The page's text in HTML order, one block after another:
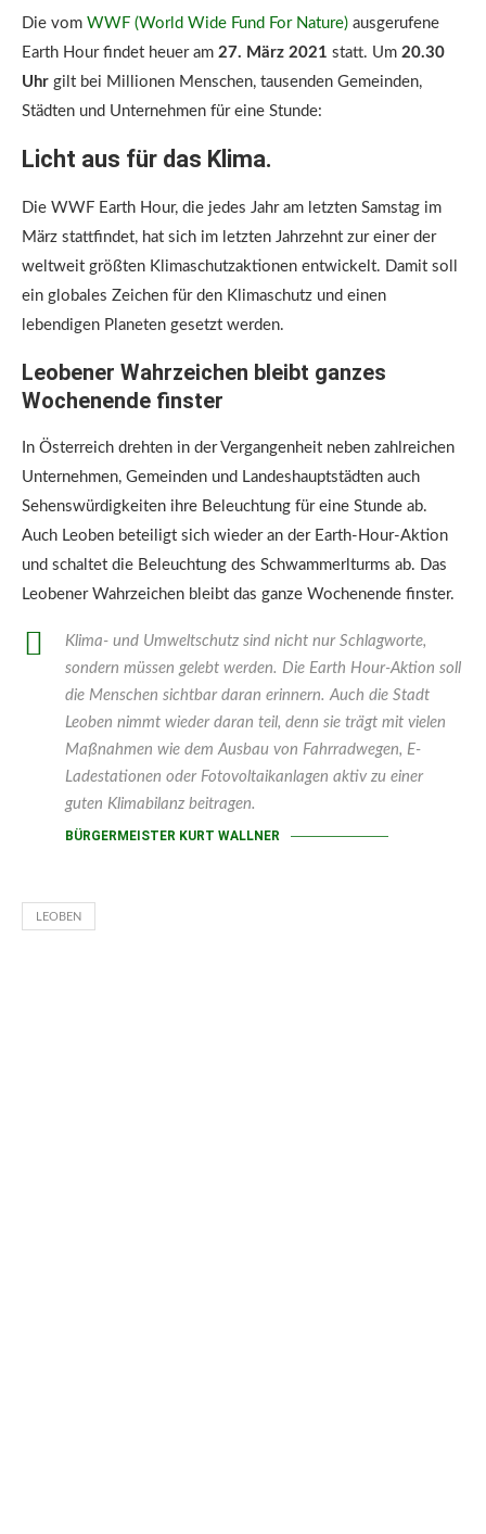
Die vom WWF (World Wide Fund For Nature) ausgerufene
Earth Hour findet heuer am 27. März 2021 statt. Um 20.30
Uhr gilt bei Millionen Menschen, tausenden Gemeinden,
Städten und Unternehmen für eine Stunde:
Licht aus für das Klima.
Die WWF Earth Hour, die jedes Jahr am letzten Samstag im
März stattfindet, hat sich im letzten Jahrzehnt zur einer der
weltweit größten Klimaschutzaktionen entwickelt. Damit soll
ein globales Zeichen für den Klimaschutz und einen
lebendigen Planeten gesetzt werden.
Leobener Wahrzeichen bleibt ganzes
Wochenende finster
In Österreich drehten in der Vergangenheit neben zahlreichen
Unternehmen, Gemeinden und Landeshauptstädten auch
Sehenswürdigkeiten ihre Beleuchtung für eine Stunde ab.
Auch Leoben beteiligt sich wieder an der Earth-Hour-Aktion
und schaltet die Beleuchtung des Schwammerlturms ab. Das
Leobener Wahrzeichen bleibt das ganze Wochenende finster.
Klima- und Umweltschutz sind nicht nur Schlagworte,
sondern müssen gelebt werden. Die Earth Hour-Aktion soll
die Menschen sichtbar daran erinnern. Auch die Stadt
Leoben nimmt wieder daran teil, denn sie trägt mit vielen
Maßnahmen wie dem Ausbau von Fahrradwegen, E-
Ladestationen oder Fotovoltaikanlagen aktiv zu einer
guten Klimabilanz beitragen.
BÜRGERMEISTER KURT WALLNER
LEOBEN